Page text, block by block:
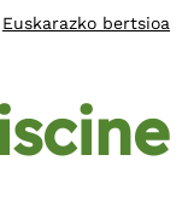
Euskarazko bertsioa